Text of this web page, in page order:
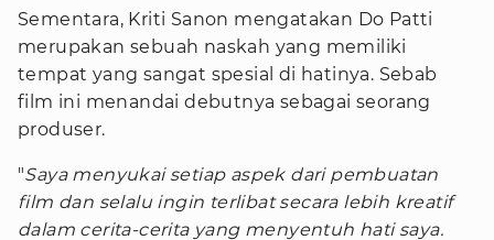
Sementara, Kriti Sanon mengatakan Do Patti
merupakan sebuah naskah yang memiliki
tempat yang sangat spesial di hatinya. Sebab
film ini menandai debutnya sebagai seorang
produser.
"Saya menyukai setiap aspek dari pembuatan
film dan selalu ingin terlibat secara lebih kreatif
dalam cerita-cerita yang menyentuh hati saya.